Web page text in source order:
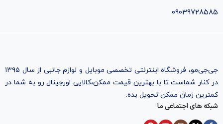
۰۹۰۳۹۷۲۸۵۸۵
جی‌جی‌مو، فروشگاه اینترنتی تخصصی موبایل و لوازم جانبی از سال ۱۳۹۵
در کنار شماست تا با بهترین قیمت ممکن،‌کالایی اورجینال رو به شما در
کمترین زمان ممکن تحویل بده.
شبکه های اجتماعی ما